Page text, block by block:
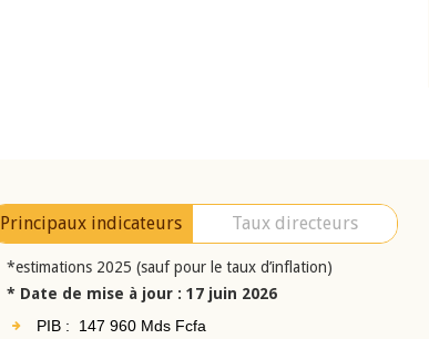
Principaux indicateurs Taux directeurs
*estimations 2025 (sauf pour le taux d’inflation)
* Date de mise à jour : 17 juin 2026
PIB : 147 960 Mds Fcfa